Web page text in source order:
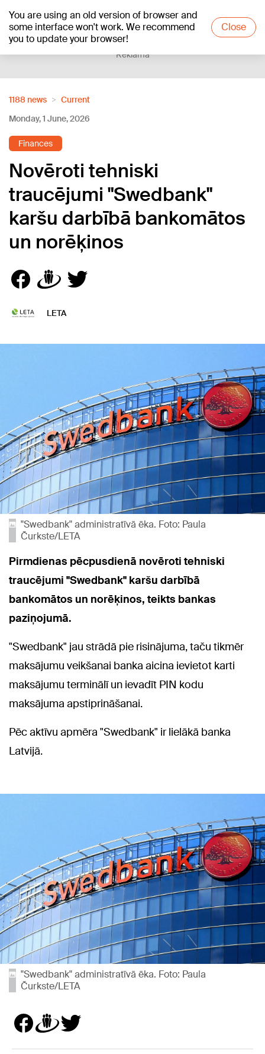
You are using an old version of browser and
some interface won't work. We recommend
you to update your browser!
Close
+15°C
Reklāma
1188 news
Current
Monday, 1 June, 2026
Finances
Novēroti tehniski
traucējumi "Swedbank"
karšu darbībā bankomātos
un norēķinos
LETA
"Swedbank" administratīvā ēka. Foto: Paula
Čurkste/LETA
Pirmdienas pēcpusdienā novēroti tehniski
traucējumi "Swedbank" karšu darbībā
bankomātos un norēķinos, teikts bankas
paziņojumā.
"Swedbank" jau strādā pie risinājuma, taču tikmēr
maksājumu veikšanai banka aicina ievietot karti
maksājumu terminālī un ievadīt PIN kodu
maksājuma apstiprināšanai.
Pēc aktīvu apmēra "Swedbank" ir lielākā banka
Latvijā.
"Swedbank" administratīvā ēka. Foto: Paula
Čurkste/LETA